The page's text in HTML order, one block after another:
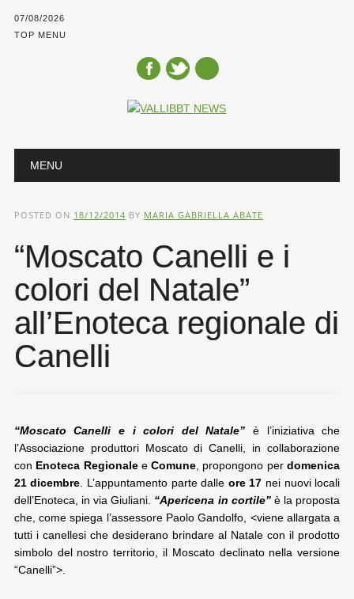
07/08/2026
TOP MENU
Main menu
MENU
POSTED ON 18/12/2014 BY MARIA GABRIELLA ABATE
“Moscato Canelli e i
colori del Natale”
all’Enoteca regionale di
Canelli
“Moscato Canelli e i colori del Natale” è l’iniziativa che
l’Associazione produttori Moscato di Canelli, in collaborazione
con Enoteca RegionaleeComune , propongono perdomenica
21 dicembre . L’appuntamento parte dalle ore 17 nei nuovi locali
dell’Enoteca, in via Giuliani. “Apericena in cortile”è la proposta
che, come spiega l’assessore Paolo Gandolfo, <viene allargata a
tutti i canellesi che desiderano brindare al Natale con il prodotto
simbolo del nostro territorio, il Moscato declinato nella versione
“Canelli”>.